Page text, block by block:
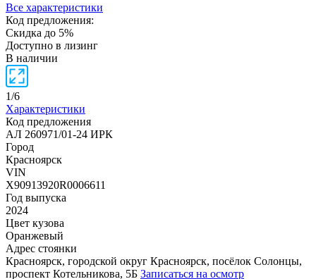
Все характеристики
Код предложения:
Скидка до 5%
Доступно в лизинг
В наличии
1/6
Характеристики
Код предложения
АЛ 260971/01-24 ИРК
Город
Красноярск
VIN
X90913920R0006611
Год выпуска
2024
Цвет кузова
Оранжевый
Адрес стоянки
Красноярск, городской округ Красноярск, посёлок Солонцы,
проспект Котельникова, 5Б Записаться на осмотр